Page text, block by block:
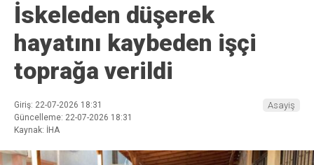
İskeleden düşerek
hayatını kaybeden işçi
toprağa verildi
Giriş: 22-07-2026 18:31
Güncelleme: 22-07-2026 18:31
Kaynak: İHA
Asayiş